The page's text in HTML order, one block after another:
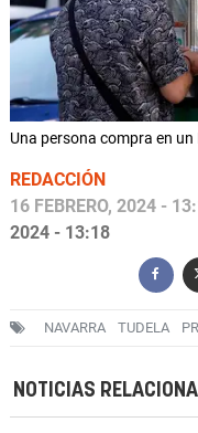
Una persona compra en un
REDACCIÓN
16 FEBRERO, 2024 -
2024 - 13:18
NAVARRA TUDELA
NOTICIAS